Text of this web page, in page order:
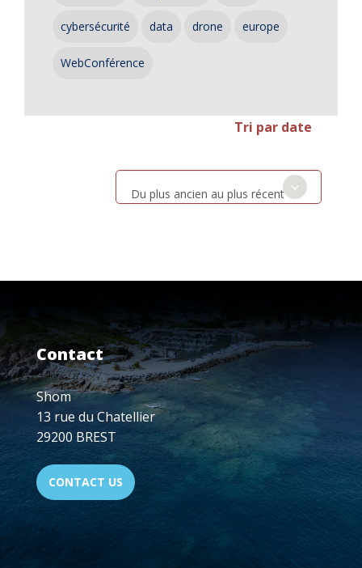
cybersécurité data drone europe
WebConférence
Tri par date
Du plus ancien au plus récent
Contact
Shom
13 rue du Chatellier
29200 BREST
CONTACT US